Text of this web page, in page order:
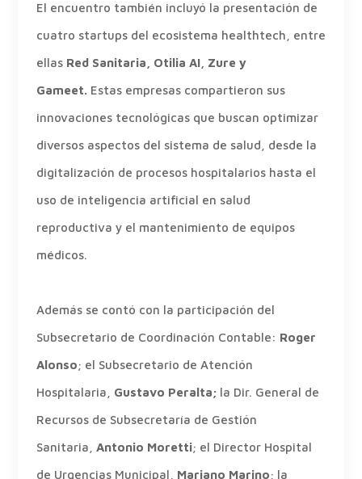
El encuentro también incluyó la presentación de
cuatro startups del ecosistema healthtech, entre
ellas Red Sanitaria, Otilia AI, Zure y
Gameet.Estas empresas compartieron sus
innovaciones tecnológicas que buscan optimizar
diversos aspectos del sistema de salud, desde la
digitalización de procesos hospitalarios hasta el
uso de inteligencia artificial en salud
reproductiva y el mantenimiento de equipos
médicos.
Además se contó con la participación del
Subsecretario de Coordinación Contable: Roger
Alonso; el Subsecretario de Atención
Hospitalaria, Gustavo Peralta;la Dir. General de
Recursos de Subsecretaría de Gestión
Sanitaria, Antonio Moretti; el Director Hospital
de Urgencias Municipal,
Mariano Marino; la